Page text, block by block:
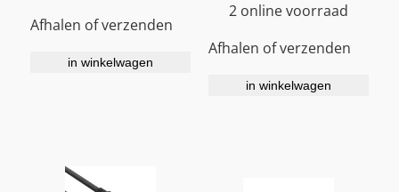
Afhalen of verzenden
in winkelwagen
2 online voorraad
Afhalen of verzenden
in winkelwagen